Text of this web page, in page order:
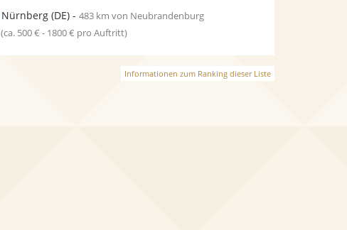
Nürnberg(DE)- 483 km von Neubrandenburg
(ca. 500 € - 1800 € pro Auftritt)
Informationen zum Ranking dieser Liste